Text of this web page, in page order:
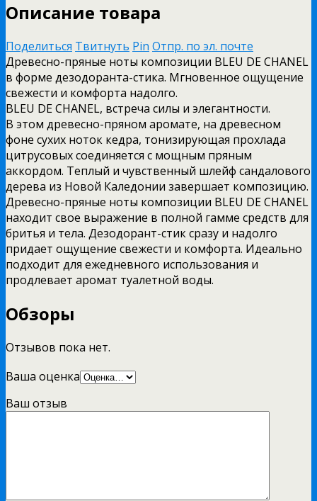
Описание товара
Поделиться Твитнуть Pin Отпр. по эл. почте
Древесно-пряные ноты композиции BLEU DE CHANEL
в форме дезодоранта-стика. Мгновенное ощущение
свежести и комфорта надолго.
BLEU DE CHANEL, встреча силы и элегантности.
В этом древесно-пряном аромате, на древесном
фоне сухих ноток кедра, тонизирующая прохлада
цитрусовых соединяется с мощным пряным
аккордом. Теплый и чувственный шлейф сандалового
дерева из Новой Каледонии завершает композицию.
Древесно-пряные ноты композиции BLEU DE CHANEL
находит свое выражение в полной гамме средств для
бритья и тела. Дезодорант-стик сразу и надолго
придает ощущение свежести и комфорта. Идеально
подходит для ежедневного использования и
продлевает аромат туалетной воды.
Обзоры
Отзывов пока нет.
Ваша оценка
Ваш отзыв